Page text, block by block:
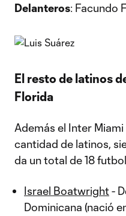
Delanteros: Facundo
El resto de latinos
Florida
Además el Inter
cantidad de latinos,
da un total de 18
Israel Boatwright-
Dominicana (nació